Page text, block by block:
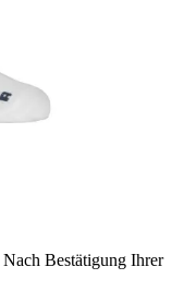
Nach Bestätigung Ihrer